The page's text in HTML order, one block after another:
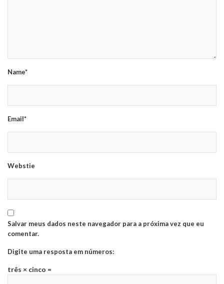
Name*
Email*
Webstie
Salvar meus dados neste navegador para a próxima vez que eu
comentar.
Digite uma resposta em números:
três × cinco =